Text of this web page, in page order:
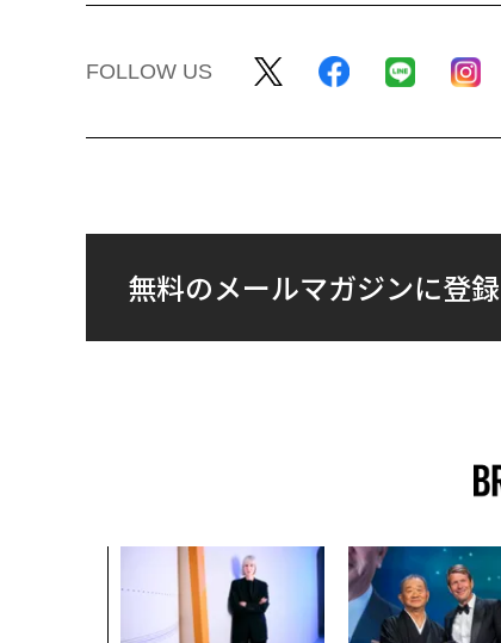
FOLLOW US
無料のメールマガジンに登録